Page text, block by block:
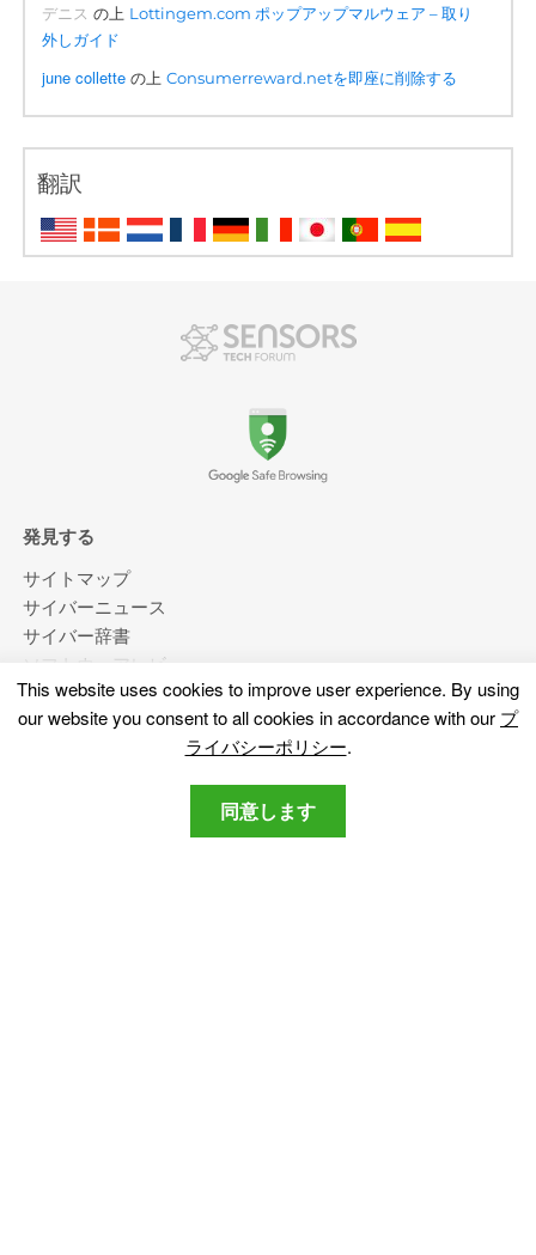
デニス の上 Lottingem.com ポップアップマルウェア – 取り
外しガイド
june collette の上Consumerreward.netを即座に削除する
翻訳
This website uses cookies to improve user experience. By using
our website you consent to all cookies in accordance with our プ
ライバシーポリシー.
同意します
発見する
サイトマップ
サイバーニュース
サイバー辞書
ソフトウェアレビュー
ビデオ
フォーラム